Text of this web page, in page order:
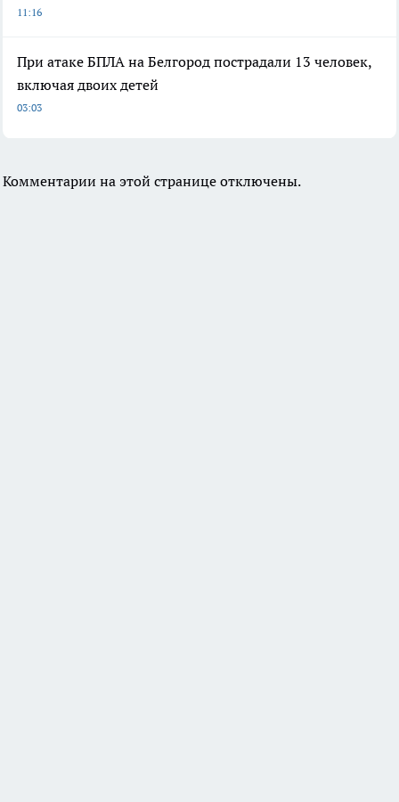
11:16
При атаке БПЛА на Белгород пострадали 13 человек,
включая двоих детей
03:03
Комментарии на этой странице отключены.